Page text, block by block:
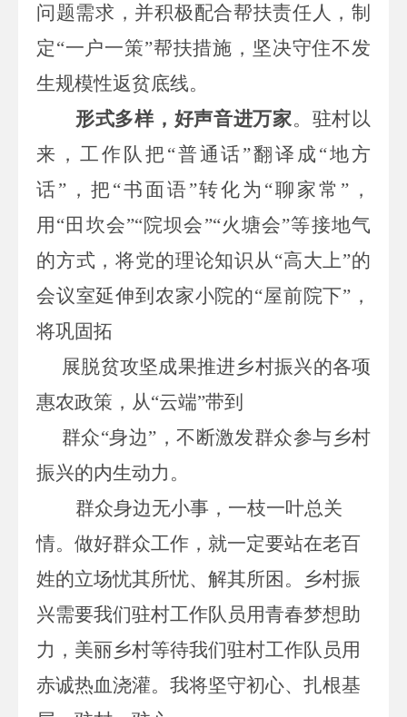
问题需求， 并积极配合帮扶责任人， 制
定“一户一策”帮扶措施，坚决守住不发
生规模性返贫底线。
形式多样，好声音进万家。 驻村以
来，工作队 把“普通话”翻译成“地方
话”，把“书面语”转化为“聊家常”，
用“田坎会”“院坝会”“火塘会”等接地气
的方式，将党的理论知识从“高大上”的
会议室延伸到农家小院的“屋前院下”，
将巩固拓
展脱贫攻坚成果推进乡村振兴的各项
惠农政策 ， 从“云端”带到
群众“身边”，不断激发群众参与乡村
振兴的内生动力。
群众身边无小事，一枝一叶总关
情。做好群众工作 ，就一定要站在老百
姓的立场忧其所忧、 解其所困。乡村振
兴需要我们驻村工作队员用青春梦想助
力，美丽乡村等待我们驻村工作队员用
赤诚热血浇灌。我将坚守初心、扎根基